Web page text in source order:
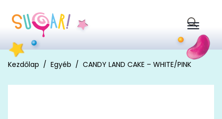
Search
for:
Kezdőlap Egyéb CANDY LAND CAKE – WHITE/PINK